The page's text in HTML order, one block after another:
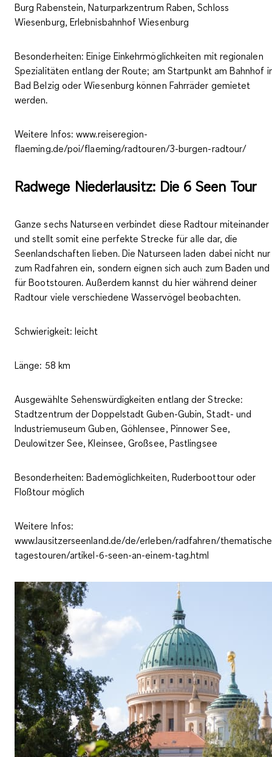
Burg Rabenstein, Naturparkzentrum Raben, Schloss
Wiesenburg, Erlebnisbahnhof Wiesenburg
Besonderheiten:Einige Einkehrmöglichkeiten mit regionalen
Spezialitäten entlang der Route; am Startpunkt am Bahnhof
Bad Belzig oder Wiesenburg können Fahrräder gemietet
werden.
Weitere Infos: www.reiseregion-
flaeming.de/poi/flaeming/radtouren/3-burgen-radtour/
Radwege Niederlausitz: Die 6 Seen Tour
Ganze sechs Naturseen verbindet diese Radtour miteinander
und stellt somit eine perfekte Strecke für alle dar, die
Seenlandschaften lieben. Die Naturseen laden dabei nicht nur
zum Radfahren ein, sondern eignen sich auch zum Baden und
für Bootstouren. Außerdem kannst du hier während deiner
Radtour viele verschiedene Wasservögel beobachten.
Schwierigkeit: leicht
Länge: 58 km
Ausgewählte Sehenswürdigkeiten entlang der Strecke:
Stadtzentrum der Doppelstadt Guben-Gubin, Stadt- und
Industriemuseum Guben, Göhlensee, Pinnower See,
Deulowitzer See, Kleinsee, Großsee, Pastlingsee
Besonderheiten:Bademöglichkeiten, Ruderboottour oder
Floßtour möglich
Weitere Infos:
www.lausitzerseenland.de/de/erleben/radfahren/
tagestouren/artikel-6-seen-an-einem-tag.html